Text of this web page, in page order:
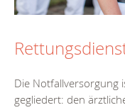
Die Notfallversorgung
gegliedert: den